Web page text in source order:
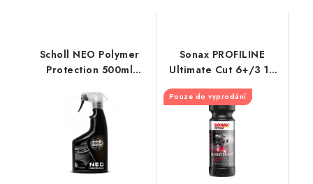
Scholl NEO Polymer
Protection 500ml
Sonax PROFILINE
Ultimate Cut 6+/3 1L
silná leštící pasta
Pouze do vyprodání